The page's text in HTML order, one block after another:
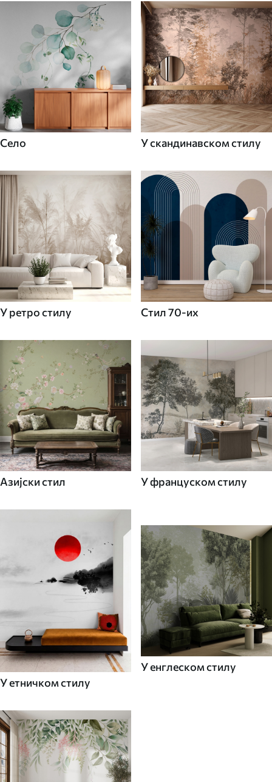
Село У скандинавском стилу
У ретро стилу Стил 70-их
Азијски стил У француском стилу
У етничком стилу
У енглеском стилу